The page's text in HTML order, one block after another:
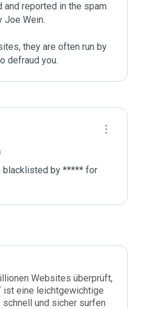
reported in the spam
Joe Wein.
they are often run by
defraud you.
blacklisted by ***** for
Websites überprüft,
ist eine leichtgewichtige
und sicher surfen